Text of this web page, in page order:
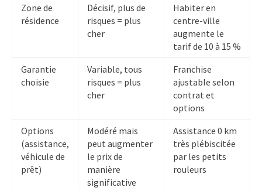
Zone de
résidence
Décisif, plus de
risques = plus
cher
Habiter en
centre-ville
augmente le
tarif de 10 à 15 %
Garantie
choisie
Variable, tous
risques = plus
cher
Franchise
ajustable selon
contrat et
options
Options
(assistance,
véhicule de
prêt)
Modéré mais
peut augmenter
le prix de
manière
significative
Assistance 0 km
très plébiscitée
par les petits
rouleurs